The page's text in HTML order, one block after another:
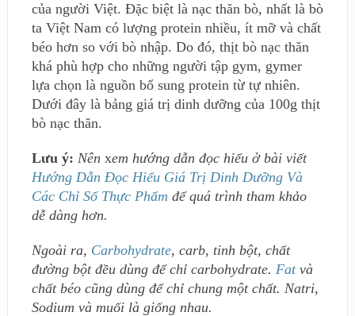
của người Việt. Đặc biệt là nạc thăn bò, nhất là bò
ta Việt Nam có lượng protein nhiều, ít mỡ và chất
béo hơn so với bò nhập. Do đó, thịt bò nạc thăn
khá phù hợp cho những người tập gym, gymer
lựa chọn là nguồn bổ sung protein từ tự nhiên.
Dưới đây là bảng giá trị dinh dưỡng của 100g thịt
bò nạc thăn.
Lưu ý: Nên xem hướng dẫn đọc hiểu ở bài viết
Hướng Dẫn Đọc Hiểu Giá Trị Dinh Dưỡng Và
Các Chỉ Số Thực Phẩm để quá trình tham khảo
dễ dàng hơn.
Ngoài ra, Carbohydrate, carb, tinh bột, chất
đường bột đều dùng để chỉ carbohydrate. Fatvà
chất béo cũng dùng để chỉ chung một chất. Natri,
Sodium và muối là giống nhau.